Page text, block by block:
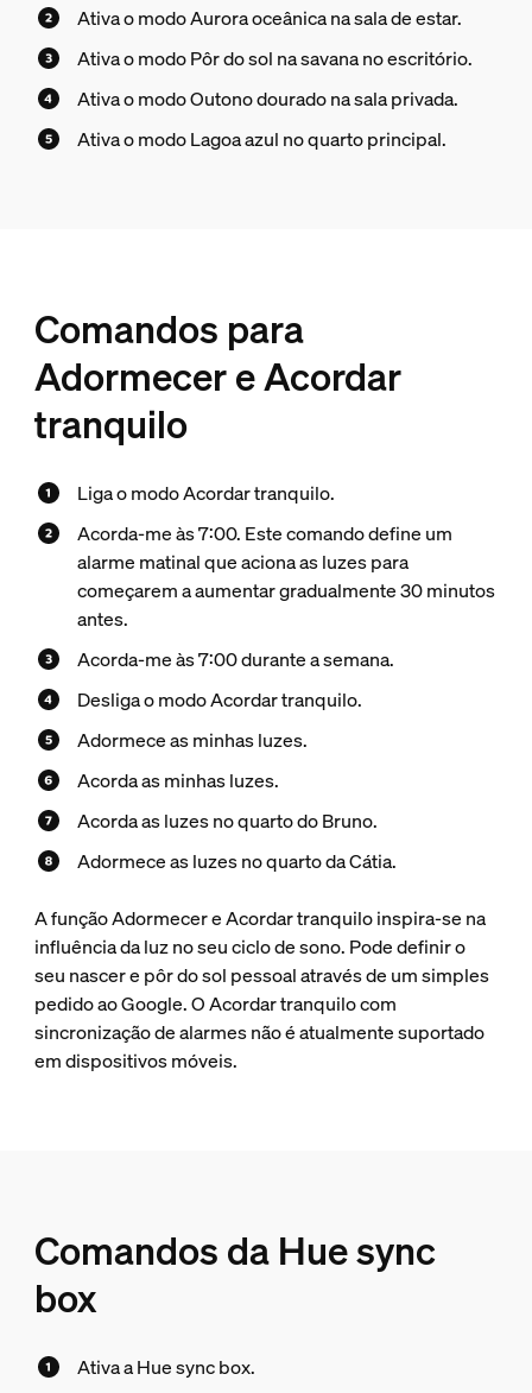
Ativa o modo Aurora oceânica na sala de estar.
Ativa o modo Pôr do sol na savana no escritório.
Ativa o modo Outono dourado na sala privada.
Ativa o modo Lagoa azul no quarto principal.
Comandos para
Adormecer e Acordar
tranquilo
Liga o modo Acordar tranquilo.
Acorda-me às 7:00. Este comando define um
alarme matinal que aciona as luzes para
começarem a aumentar gradualmente 30 minutos
antes.
Acorda-me às 7:00 durante a semana.
Desliga o modo Acordar tranquilo.
Adormece as minhas luzes.
Acorda as minhas luzes.
Acorda as luzes no quarto do Bruno.
Adormece as luzes no quarto da Cátia.
A função Adormecer e Acordar tranquilo inspira-se na
influência da luz no seu ciclo de sono. Pode definir o
seu nascer e pôr do sol pessoal através de um simples
pedido ao Google. O Acordar tranquilo com
sincronização de alarmes não é atualmente suportado
em dispositivos móveis.
Comandos da Hue sync
box
Ativa a Hue sync box.